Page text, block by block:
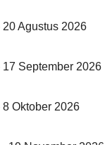
20 Agustus 2026
17 September 2026
8 Oktober 2026